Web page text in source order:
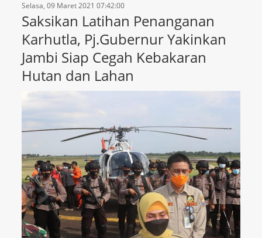
Selasa, 09 Maret 2021 07:42:00
Saksikan Latihan Penanganan
Karhutla, Pj.Gubernur Yakinkan
Jambi Siap Cegah Kebakaran
Hutan dan Lahan